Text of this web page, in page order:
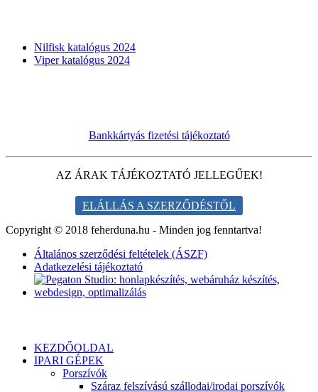
Nilfisk katalógus 2024
Viper katalógus 2024
Bankkártyás fizetési tájékoztató
AZ ÁRAK TÁJÉKOZTATÓ JELLEGŰEK!
ELÁLLÁS A SZERZŐDÉSTŐL
Copyright © 2018 feherduna.hu - Minden jog fenntartva!
Általános szerződési feltételek (ÁSZF)
Adatkezelési tájékoztató
KEZDŐOLDAL
IPARI GÉPEK
Porszívók
Száraz felszívású szállodai/irodai porszívók